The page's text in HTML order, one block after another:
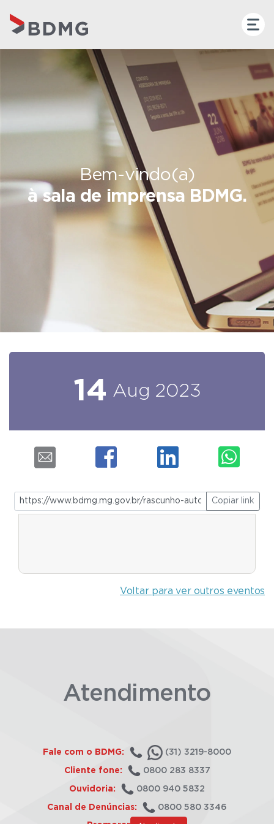
Bem-vindo(a)
à sala de imprensa BDMG.
14 Aug 2023
Copiar link
Voltar para ver outros eventos
Atendimento
Fale com o BDMG: (31) 3219-8000
Cliente fone: 0800 283 8337
Ouvidoria: 0800 940 5832
Canal de Denúncias: 0800 580 3346